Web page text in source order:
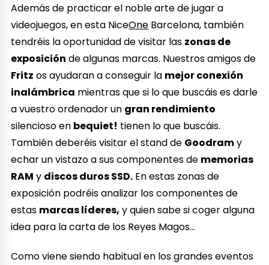
Además de practicar el noble arte de jugar a
videojuegos, en esta NiceOne Barcelona, también
tendréis la oportunidad de visitar las zonas de
exposición de algunas marcas. Nuestros amigos de
Fritz os ayudaran a conseguir la mejor conexión
inalámbrica mientras que si lo que buscáis es darle
a vuestro ordenador un gran rendimiento
silencioso en bequiet! tienen lo que buscáis.
También deberéis visitar el stand de Goodramy
echar un vistazo a sus componentes de memorias
RAM y discos duros SSD. En estas zonas de
exposición podréis analizar los componentes de
estas marcas líderes, y quien sabe si coger alguna
idea para la carta de los Reyes Magos…
Como viene siendo habitual en los grandes eventos